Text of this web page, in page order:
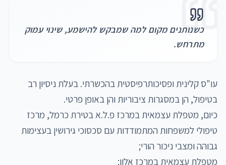
כשנותנים מקום למה שמבקש להישמע, שינוי עמוק
מתרחש.